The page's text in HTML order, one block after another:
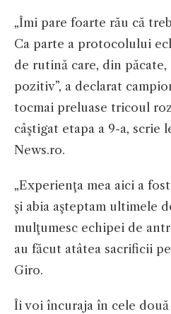
„Îmi pare foarte rău că
Ca parte a protocolului
de rutină care, din
pozitiv”, a declarat
tocmai preluase tricoul
câştigat etapa a 9-a, scrie
News.ro.
„Experienţa mea aici a
şi abia aşteptam ultimele
mulţumesc echipei de
au făcut atâtea sacrificii
Giro.
Îi voi încuraja în cele două